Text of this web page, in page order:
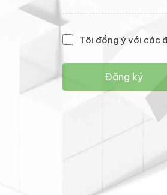
Tôi đồng ý với các
Đăng ký